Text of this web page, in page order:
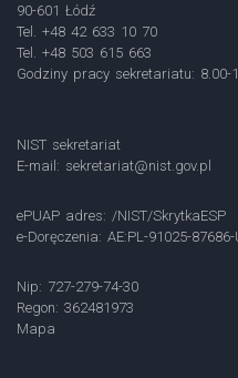
90-601 Łódź
Tel. +48 42 633 10 70
Tel. +48 503 615 663
Godziny pracy sekretariatu: 8.00-
NIST sekretariat
E-mail: sekretariat@nist.gov.pl
ePUAP adres: /NIST/SkrytkaESP
e-Doręczenia: AE:PL-91025-87686-
Nip: 727-279-74-30
Regon: 362481973
Mapa